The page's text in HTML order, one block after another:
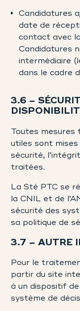
Candidatures
date de
contact avec
Candidatures
intermédiaire
dans le cadre
3.6 –
Toutes mesures
utiles sont
sécurité,
traitées.
La Sté PTC se
la CNIL et de
sécurité des
sa politique de
3.7 – AUTRE
Pour le
partir du site
à un dispositif
système de